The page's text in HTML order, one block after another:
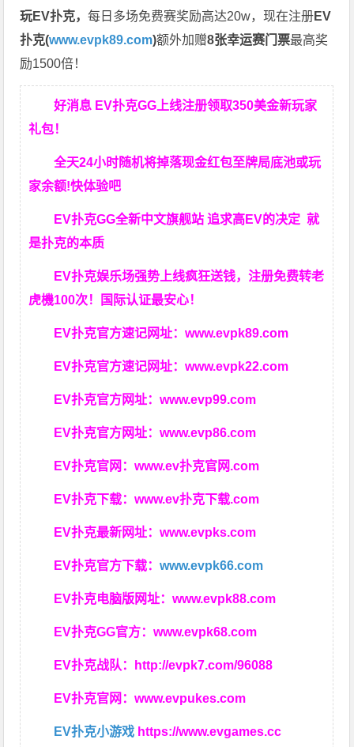
玩EV扑克，每日多场免费赛奖励高达20w，现在注册EV
扑克(www.evpk89.com)额外加赠8张幸运赛门票最高奖
励1500倍！
好消息 EV扑克GG上线注册领取350美金新玩家
礼包！
全天24小时随机将掉落现金红包至牌局底池或玩
家余额!快体验吧
EV扑克GG全新中文旗舰站 追求高EV的决定就
是扑克的本质
EV扑克娱乐场强势上线疯狂送钱，注册免费转老
虎機100次！国际认证最安心！
EV扑克官方速记网址：www.evpk89.com
EV扑克官方速记网址：www.evpk22.com
EV扑克官方网址：www.evp99.com
EV扑克官方网址：www.evp86.com
EV扑克官网：www.ev扑克官网.com
EV扑克下载：www.ev扑克下载.com
EV扑克最新网址：www.evpks.com
EV扑克官方下载：www.evpk66.com
EV扑克电脑版网址：www.evpk88.com
EV扑克GG官方：www.evpk68.com
EV扑克战队： http://evpk7.com/96088
EV扑克官网：www.evpukes.com
EV扑克小游戏 https://www.evgames.cc